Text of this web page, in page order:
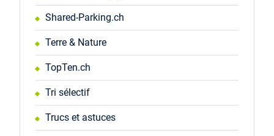
Shared-Parking.ch
Terre & Nature
TopTen.ch
Tri sélectif
Trucs et astuces